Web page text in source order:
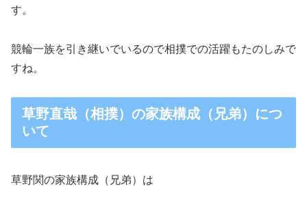
す。
競輪一族を引き継いでいるので相撲での活躍もたのしみで
すね。
草野直哉（相撲）の家族構成（兄弟）につ
いて
草野関の家族構成（兄弟）は